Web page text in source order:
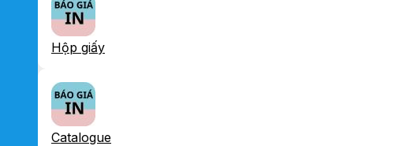
Hộp giấy
Catalogue